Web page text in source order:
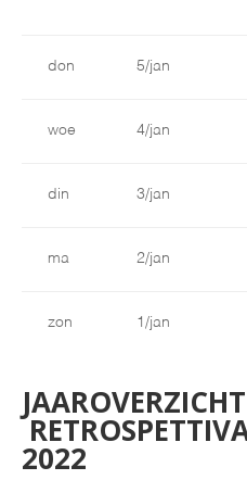
don 5/jan
woe 4/jan
din 3/jan
ma 2/jan
zon 1/jan
2022